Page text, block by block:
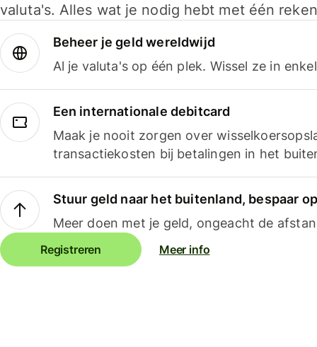
valuta's. Alles wat je nodig hebt met één
Beheer je geld wereldwijd
Al je valuta's op één plek. Wissel ze in
Een internationale debitcard
Maak je nooit zorgen over
transactiekosten bij betalingen in het
Stuur geld naar het buitenland, bespaar
Meer doen met je geld, ongeacht de
Registreren Meer info